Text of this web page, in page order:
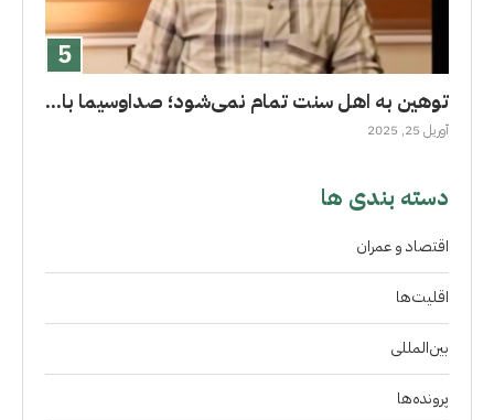
توهین به اهل سنت تمام نمی‌شود؛ صداوسیما با...
آوریل 25, 2025
دسته بندی ها
اقتصاد و عمران
اقلیت‌ها
بین‌المللی
پرونده‌ها